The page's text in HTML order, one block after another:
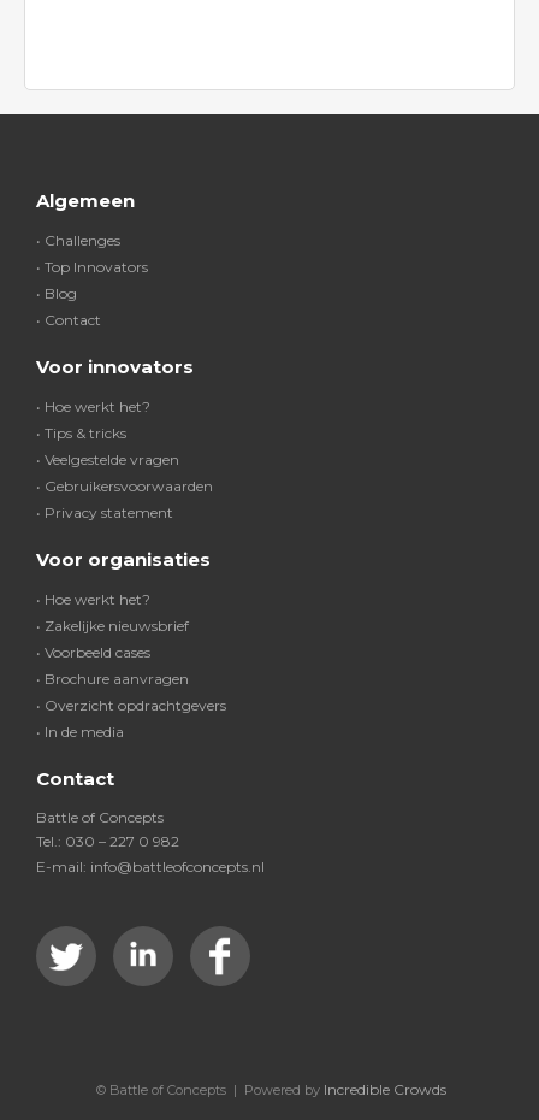
Algemeen
• Challenges
• Top Innovators
• Blog
• Contact
Voor innovators
• Hoe werkt het?
• Tips & tricks
• Veelgestelde vragen
• Gebruikersvoorwaarden
• Privacy statement
Voor organisaties
• Hoe werkt het?
• Zakelijke nieuwsbrief
• Voorbeeld cases
• Brochure aanvragen
• Overzicht opdrachtgevers
• In de media
Contact
Battle of Concepts
Tel.: 030 – 227 0 982
E-mail: info@battleofconcepts.nl
© Battle of Concepts | Powered by Incredible Crowds